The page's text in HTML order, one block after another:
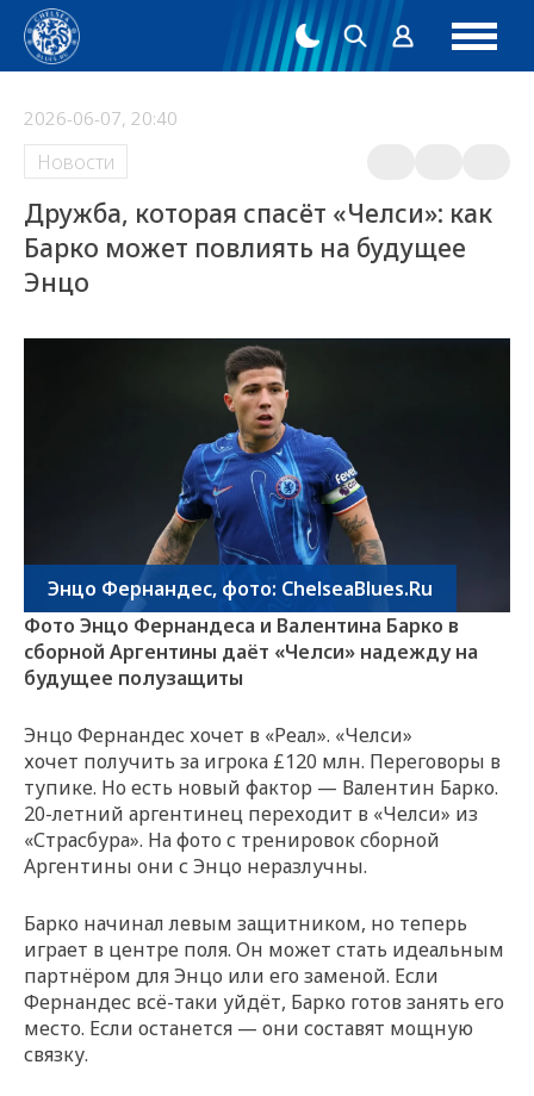
2026-06-07, 20:40
Новости
Дружба, которая спасёт «Челси»: как
Барко может повлиять на будущее
Энцо
Энцо Фернандес, фото: ChelseaBlues.Ru
Фото Энцо Фернандеса и Валентина Барко в
сборной Аргентины даёт «Челси» надежду на
будущее полузащиты
Энцо Фернандес хочет в «Реал». «Челси»
хочет получить за игрока £120 млн. Переговоры в
тупике. Но есть новый фактор — Валентин Барко.
20-летний аргентинец переходит в «Челси» из
«Страсбура». На фото с тренировок сборной
Аргентины они с Энцо неразлучны.
Барко начинал левым защитником, но теперь
играет в центре поля. Он может стать идеальным
партнёром для Энцо или его заменой. Если
Фернандес всё-таки уйдёт, Барко готов занять его
место. Если останется — они составят мощную
связку.